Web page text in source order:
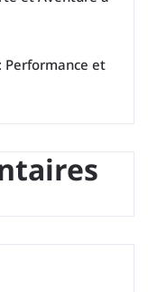
Performance et